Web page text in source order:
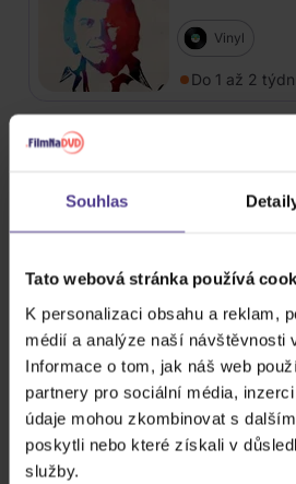
Souhlas
Tato webová stránka používá
K personalizaci obsahu a reklam,
médií a analýze naší návštěvnosti
Informace o tom, jak náš web
partnery pro sociální média,
údaje mohou zkombinovat s
poskytli nebo které získali v
služby.
Vinyl
Do 1 až 2
Mládek Ivan:
dalších 80
3CD
Skladem